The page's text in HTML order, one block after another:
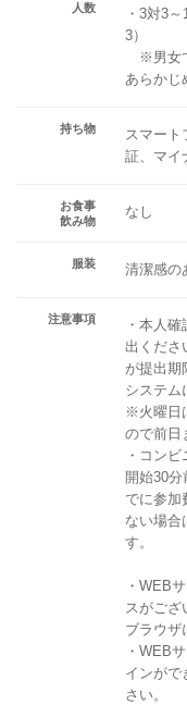
人数
・3対3
3）
※男女
あらかじ
持ち物
スマート
証、マイ
お食事
飲み物
なし
服装 清潔感の
注意事項
・本人
出くださ
が提出期
システム
※火曜日
ので前日
・コン
開始30分
でに参加
ない場合
す。
・WEB
スがござ
ブラウザ
・WEB
インがで
さい。